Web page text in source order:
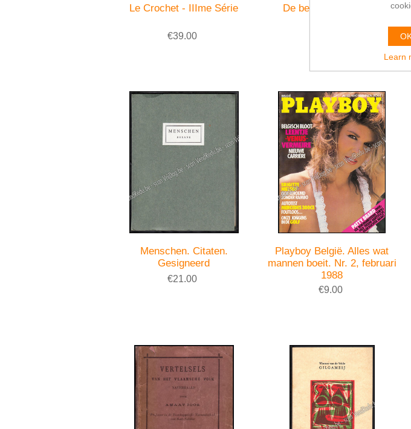
Le Crochet - IIIme Série
€39.00
De bewerking van het
Menschen. Citaten.
Gesigneerd
€21.00
Playboy België. Alles wat
mannen boeit. Nr. 2, februari
1988
€9.00
Learn